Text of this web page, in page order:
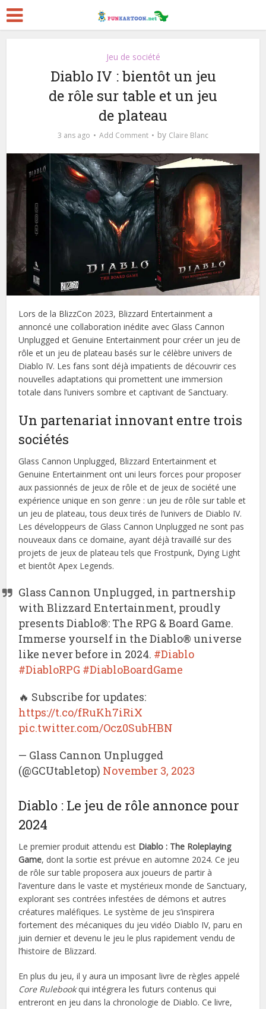
Jeu de société
Diablo IV : bientôt un jeu
de rôle sur table et un jeu
de plateau
3 ans ago Add Comment by Claire Blanc
Lors de la BlizzCon 2023, Blizzard Entertainment a
annoncé une collaboration inédite avec Glass Cannon
Unplugged et Genuine Entertainment pour créer un jeu de
rôle et un jeu de plateau basés sur le célèbre univers de
Diablo IV. Les fans sont déjà impatients de découvrir ces
nouvelles adaptations qui promettent une immersion
totale dans l’univers sombre et captivant de Sanctuary.
Un partenariat innovant entre trois
sociétés
Glass Cannon Unplugged, Blizzard Entertainment et
Genuine Entertainment ont uni leurs forces pour proposer
aux passionnés de jeux de rôle et de jeux de société une
expérience unique en son genre : un jeu de rôle sur table et
un jeu de plateau, tous deux tirés de l’univers de Diablo IV.
Les développeurs de Glass Cannon Unplugged ne sont pas
nouveaux dans ce domaine, ayant déjà travaillé sur des
projets de jeux de plateau tels que Frostpunk, Dying Light
et bientôt Apex Legends.
Glass Cannon Unplugged, in partnership
with Blizzard Entertainment, proudly
presents Diablo®: The RPG & Board Game.
Immerse yourself in the Diablo® universe
like never before in 2024. #Diablo
#DiabloRPG #DiabloBoardGame
🔥 Subscribe for updates:
https://t.co/fRuKh7iRiX
pic.twitter.com/Ocz0SubHBN
— Glass Cannon Unplugged
(@GCUtabletop) November 3, 2023
Diablo : Le jeu de rôle annonce pour
2024
Le premier produit attendu est Diablo : The Roleplaying
Game, dont la sortie est prévue en automne 2024. Ce jeu
de rôle sur table proposera aux joueurs de partir à
l’aventure dans le vaste et mystérieux monde de Sanctuary,
explorant ses contrées infestées de démons et autres
créatures maléfiques. Le système de jeu s’inspirera
fortement des mécaniques du jeu vidéo Diablo IV, paru en
juin dernier et devenu le jeu le plus rapidement vendu de
l’histoire de Blizzard.
En plus du jeu, il y aura un imposant livre de règles appelé
Core Rulebookqui intégrera les futurs contenus qui
entreront en jeu dans la chronologie de Diablo. Ce livre,